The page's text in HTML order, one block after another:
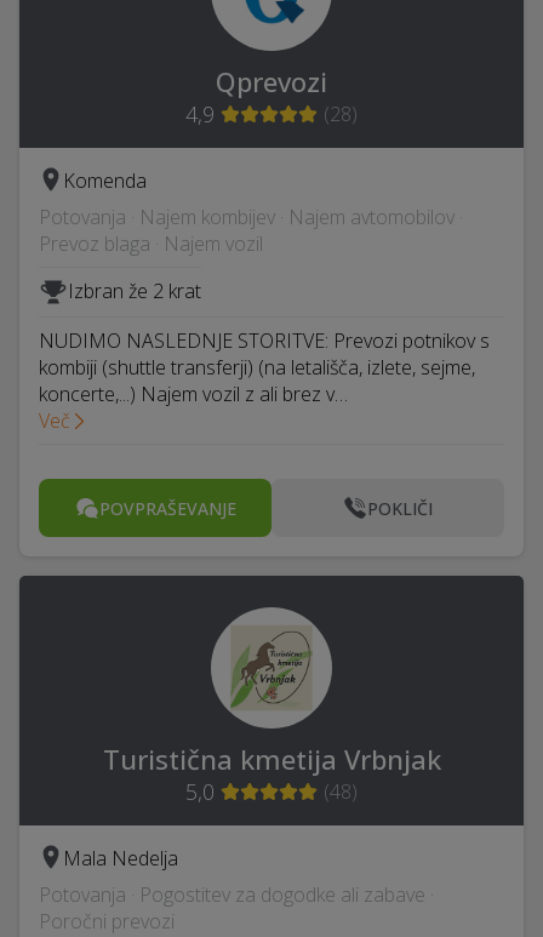
Qprevozi
4,9 (28)
Komenda
Potovanja · Najem kombijev · Najem avtomobilov ·
Prevoz blaga · Najem vozil
Izbran že 2 krat
NUDIMO NASLEDNJE STORITVE: Prevozi potnikov s
kombiji (shuttle transferji) (na letališča, izlete, sejme,
koncerte,...) Najem vozil z ali brez v…
Več
POVPRAŠEVANJE POKLIČI
Turistična kmetija Vrbnjak
5,0 (48)
Mala Nedelja
Potovanja · Pogostitev za dogodke ali zabave ·
Poročni prevozi